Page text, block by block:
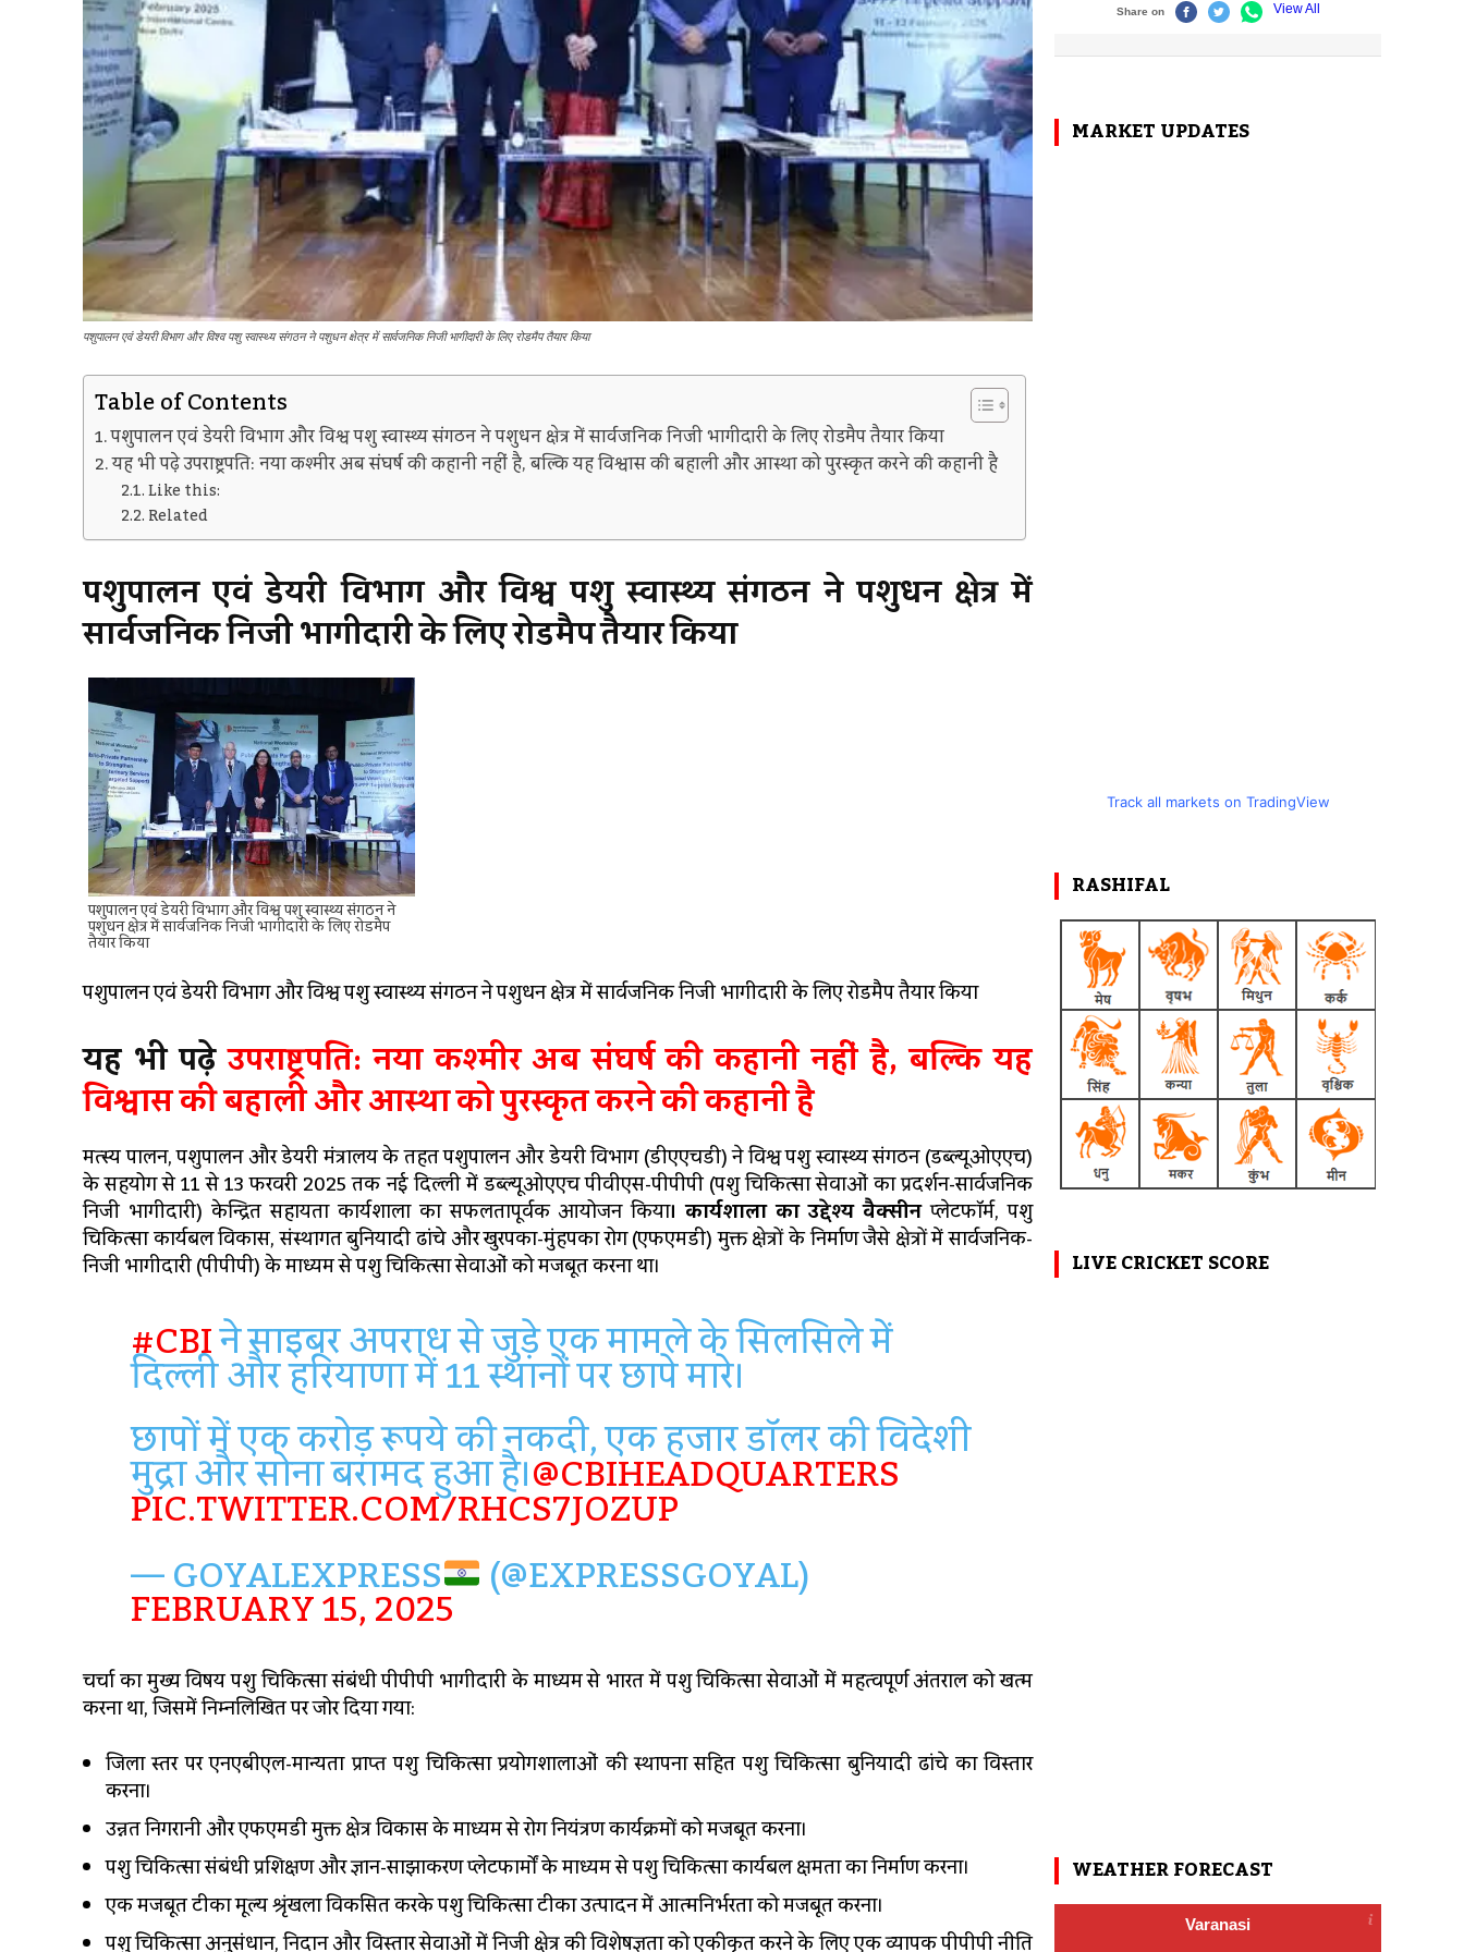
पशुपालन एवं डेयरी विभाग और विश्व पशु स्वास्थ्य संगठन ने पशुधन क्षेत्र में सार्वजनिक निजी भागीदारी के लिए रोडमैप तैयार किया
Table of Contents
पशुपालन एवं डेयरी विभाग और विश्व पशु स्वास्थ्य संगठन ने पशुधन क्षेत्र में सार्वजनिक निजी भागीदारी के लिए रोडमैप तैयार किया
यह भी पढ़े उपराष्ट्रपति: नया कश्मीर अब संघर्ष की कहानी नहीं है, बल्कि यह विश्वास की बहाली और आस्था को पुरस्कृत करने की कहानी है
Like this:
Related
पशुपालन एवं डेयरी विभाग और विश्व पशु स्वास्थ्य संगठन ने पशुधन क्षेत्र में
सार्वजनिक निजी भागीदारी के लिए रोडमैप तैयार किया
पशुपालन एवं डेयरी विभाग और विश्व पशु स्वास्थ्य संगठन ने
पशुधन क्षेत्र में सार्वजनिक निजी भागीदारी के लिए रोडमैप
तैयार किया
पशुपालन एवं डेयरी विभाग और विश्व पशु स्वास्थ्य संगठन ने पशुधन क्षेत्र में सार्वजनिक निजी भागीदारी के लिए रोडमैप तैयार किया
यह भी पढ़ेउपराष्ट्रपति: नया कश्मीर अब संघर्ष की कहानी नहीं है, बल्कि यह
विश्वास की बहाली और आस्था को पुरस्कृत करने की कहानी है
मत्स्य पालन, पशुपालन और डेयरी मंत्रालय के तहत पशुपालन और डेयरी विभाग (डीएएचडी) ने विश्व पशु स्वास्थ्य संगठन (डब्ल्यूओएएच)
के सहयोग से 11 से 13 फरवरी 2025 तक नई दिल्ली में डब्ल्यूओएएच पीवीएस-पीपीपी (पशु चिकित्सा सेवाओं का प्रदर्शन-सार्वजनिक
निजी भागीदारी) केन्द्रित सहायता कार्यशाला का सफलतापूर्वक आयोजन किया। कार्यशाला का उद्देश्य वैक्सीनप्लेटफॉर्म, पशु
चिकित्सा कार्यबल विकास, संस्थागत बुनियादी ढांचे और खुरपका-मुंहपका रोग (एफएमडी) मुक्त क्षेत्रों के निर्माण जैसे क्षेत्रों में सार्वजनिक-
निजी भागीदारी (पीपीपी) के माध्यम से पशु चिकित्सा सेवाओं को मजबूत करना था।
#CBIने साइबर अपराध से जुड़े एक मामले के सिलसिले में
दिल्‍ली और हरियाणा में 11 स्‍थानों पर छापे मारे।
छापों में एक करोड़ रूपये की नकदी, एक हजार डॉलर की विदेशी
मुद्रा और सोना बरामद हुआ है।@CBIHEADQUARTERS
PIC.TWITTER.COM/RHCS7JOZUP
— GOYALEXPRESS
(@EXPRESSGOYAL)
FEBRUARY 15, 2025
चर्चा का मुख्य विषय पशु चिकित्सा संबंधी पीपीपी भागीदारी के माध्यम से भारत में पशु चिकित्सा सेवाओं में महत्वपूर्ण अंतराल को खत्म
करना था, जिसमें निम्नलिखित पर जोर दिया गया:
जिला स्तर पर एनएबीएल-मान्यता प्राप्त पशु चिकित्सा प्रयोगशालाओं की स्थापना सहित पशु चिकित्सा बुनियादी ढांचे का विस्तार
करना।
उन्नत निगरानी और एफएमडी मुक्त क्षेत्र विकास के माध्यम से रोग नियंत्रण कार्यक्रमों को मजबूत करना।
पशु चिकित्सा संबंधी प्रशिक्षण और ज्ञान-साझाकरण प्लेटफार्मों के माध्यम से पशु चिकित्सा कार्यबल क्षमता का निर्माण करना।
एक मजबूत टीका मूल्य श्रृंखला विकसित करके पशु चिकित्सा टीका उत्पादन में आत्मनिर्भरता को मजबूत करना।
MARKET UPDATES
Track all markets on TradingView
RASHIFAL
LIVE CRICKET SCORE
WEATHER FORECAST
Varanasi